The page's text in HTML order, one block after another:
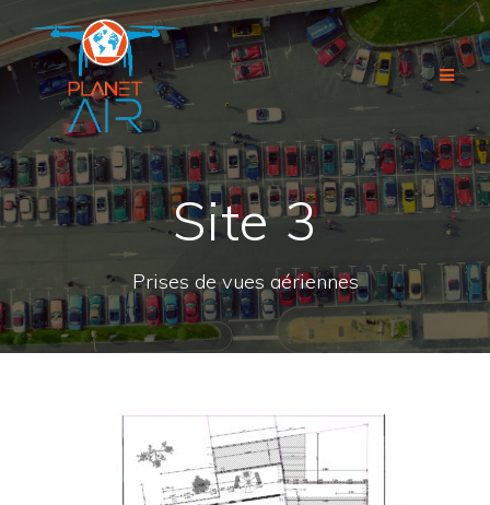
Passer
au
contenu
Site 3
Prises de vues aériennes